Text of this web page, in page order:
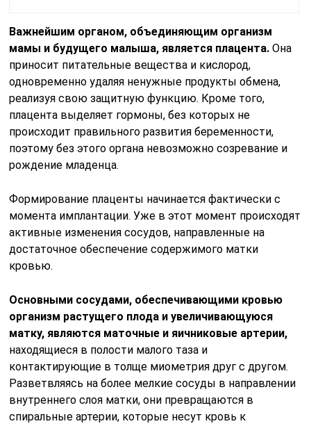
Важнейшим органом, объединяющим организм
мамы и будущего малыша, является плацента. Она
приносит питательные вещества и кислород,
одновременно удаляя ненужные продукты обмена,
реализуя свою защитную функцию. Кроме того,
плацента выделяет гормоны, без которых не
происходит правильного развития беременности,
поэтому без этого органа невозможно созревание и
рождение младенца.
Формирование плаценты начинается фактически с
момента имплантации. Уже в этот момент происходят
активные изменения сосудов, направленные на
достаточное обеспечение содержимого матки
кровью.
Основными сосудами, обеспечивающими кровью
организм растущего плода и увеличивающуюся
матку, являются маточные и яичниковые артерии,
находящиеся в полости малого таза и
контактирующие в толще миометрия друг с другом.
Разветвляясь на более мелкие сосуды в направлении
внутреннего слоя матки, они превращаются в
спиральные артерии, которые несут кровь к